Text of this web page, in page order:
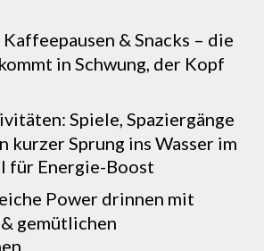
& Snacks – die
in Schwung, der Kopf
Spiele, Spaziergänge
kurzer Sprung ins Wasser im
für Energie-Boost
Power drinnen mit
gemütlichen